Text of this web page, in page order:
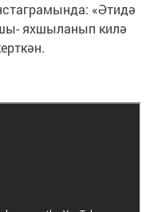
«Әтидә
яхшыланып килә